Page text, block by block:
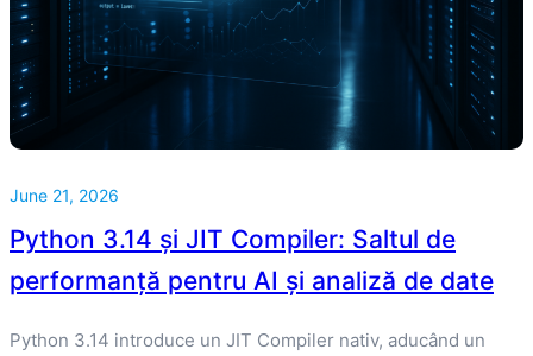
June 21, 2026
Python 3.14 și JIT Compiler: Saltul de
performanță pentru AI și analiză de date
Python 3.14 introduce un JIT Compiler nativ, aducând un